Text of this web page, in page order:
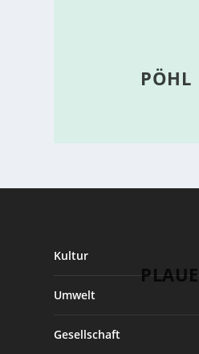
PÖHL
Kultur
Umwelt
Gesellschaft